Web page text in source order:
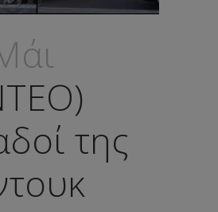
της